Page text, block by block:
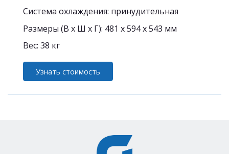
Система охлаждения: принудительная
Размеры (В х Ш х Г): 481 х 594 х 543 мм
Вес: 38 кг
Узнать стоимость